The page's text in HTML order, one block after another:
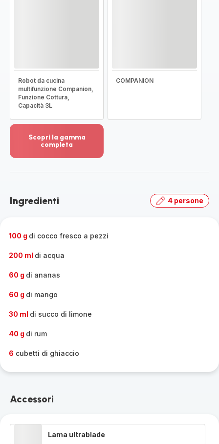
Robot da cucina
multifunzione Companion,
Funzione Cottura,
Capacità 3L
COMPANION
Scopri la gamma
completa
dettagli
la
Ingredienti 4 persone
100 g di cocco fresco a pezzi
200 ml di acqua
60 g di ananas
60 g di mango
30 ml di succo di limone
40 g di rum
6 cubetti di ghiaccio
Accessori
Lama ultrablade